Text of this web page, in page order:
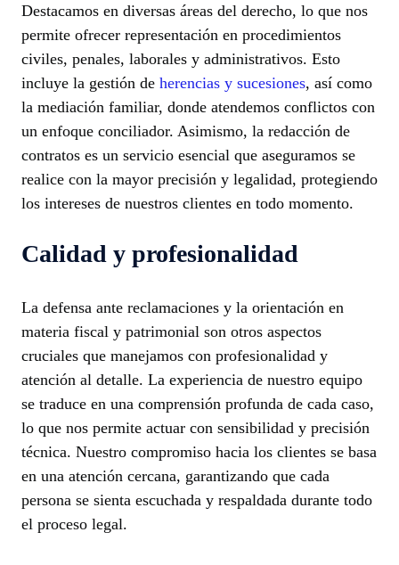
Destacamos en diversas áreas del derecho, lo que nos
permite ofrecer representación en procedimientos
civiles, penales, laborales y administrativos. Esto
incluye la gestión de herencias y sucesiones, así como
la mediación familiar, donde atendemos conflictos con
un enfoque conciliador. Asimismo, la redacción de
contratos es un servicio esencial que aseguramos se
realice con la mayor precisión y legalidad, protegiendo
los intereses de nuestros clientes en todo momento.
Calidad y profesionalidad
La defensa ante reclamaciones y la orientación en
materia fiscal y patrimonial son otros aspectos
cruciales que manejamos con profesionalidad y
atención al detalle. La experiencia de nuestro equipo
se traduce en una comprensión profunda de cada caso,
lo que nos permite actuar con sensibilidad y precisión
técnica. Nuestro compromiso hacia los clientes se basa
en una atención cercana, garantizando que cada
persona se sienta escuchada y respaldada durante todo
el proceso legal.